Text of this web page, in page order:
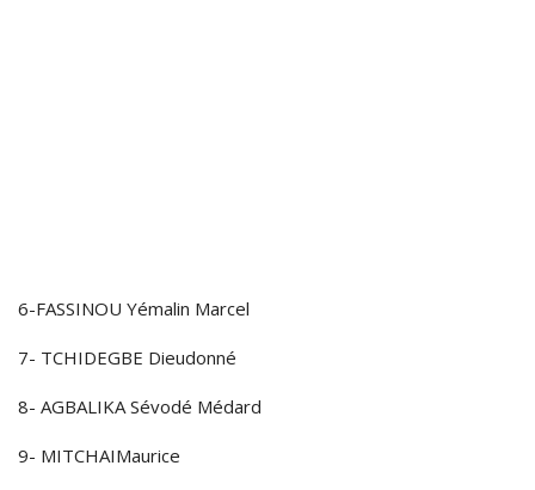
6-FASSINOU Yémalin Marcel
7- TCHIDEGBE Dieudonné
8- AGBALIKA Sévodé Médard
9- MITCHAIMaurice